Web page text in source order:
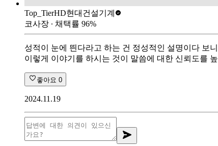
Top_TierHD현대건설기계
코사장 ∙ 채택률 96%
성적이 눈에 띈다라고 하는 건 정성적인 설명이다 보
이렇게 이야기를 하시는 것이 말씀에 대한 신뢰도를
좋아요 0
2024.11.19